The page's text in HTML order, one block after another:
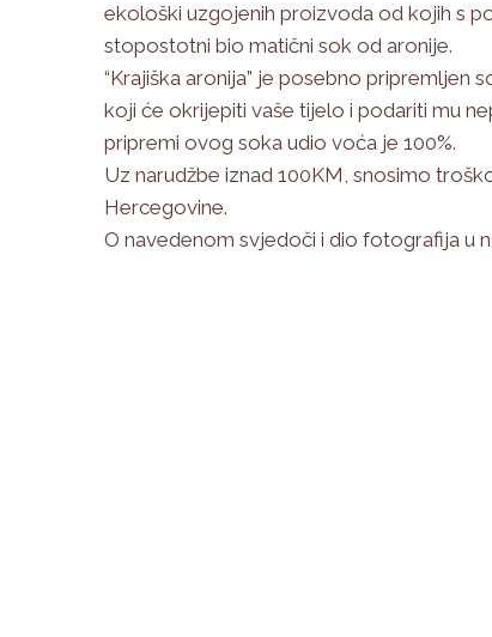
ekološki uzgojenih proizvoda od kojih s
stopostotni bio matični sok od aronije.
“Krajiška aronija” je posebno pripremljen
koji će okrijepiti vaše tijelo i podariti mu
pripremi ovog soka udio voća je 100%.
Uz narudžbe iznad 100KM, snosimo
Hercegovine.
O navedenom svjedoči i dio fotografija u